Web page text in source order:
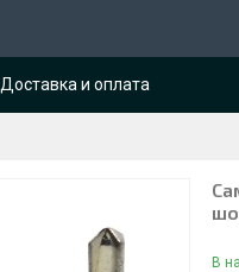
Доставка и оплата
В